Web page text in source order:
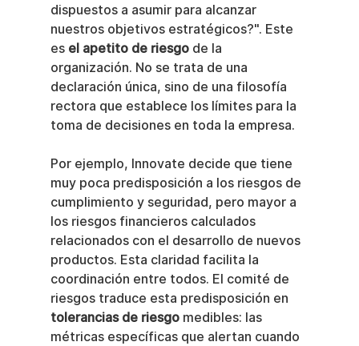
dispuestos a asumir para alcanzar
nuestros objetivos estratégicos?". Este
es el apetito de riesgo de la
organización. No se trata de una
declaración única, sino de una filosofía
rectora que establece los límites para la
toma de decisiones en toda la empresa.
Por ejemplo, Innovate decide que tiene
muy poca predisposición a los riesgos de
cumplimiento y seguridad, pero mayor a
los riesgos financieros calculados
relacionados con el desarrollo de nuevos
productos. Esta claridad facilita la
coordinación entre todos. El comité de
riesgos traduce esta predisposición en
tolerancias de riesgo medibles: las
métricas específicas que alertan cuando